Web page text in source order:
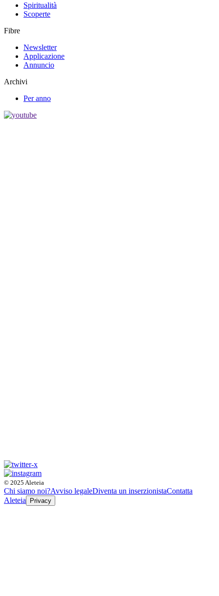
Spiritualità
Scoperte
Fibre
Newsletter
Applicazione
Annuncio
Archivi
Per anno
© 2025 Aleteia
Chi siamo noi?Avviso legaleDiventa un inserzionistaContatta
Aleteia
Privacy